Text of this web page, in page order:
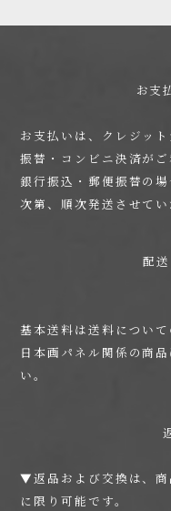
お支
お支払いは、クレジッ
振替・コンビニ決済がご
銀行振込・郵便振替の
次第、順次発送させてい
配
基本送料は送料について
日本画パネル関係の商品
い。
▼返品および交換は、
に限り可能です。